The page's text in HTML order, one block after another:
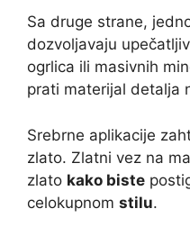
Sa druge strane,
dozvoljavaju
ogrlica ili masivnih
prati materijal detalja
Srebrne aplikacije
zlato. Zlatni vez na
zlato kako biste
celokupnom stilu.